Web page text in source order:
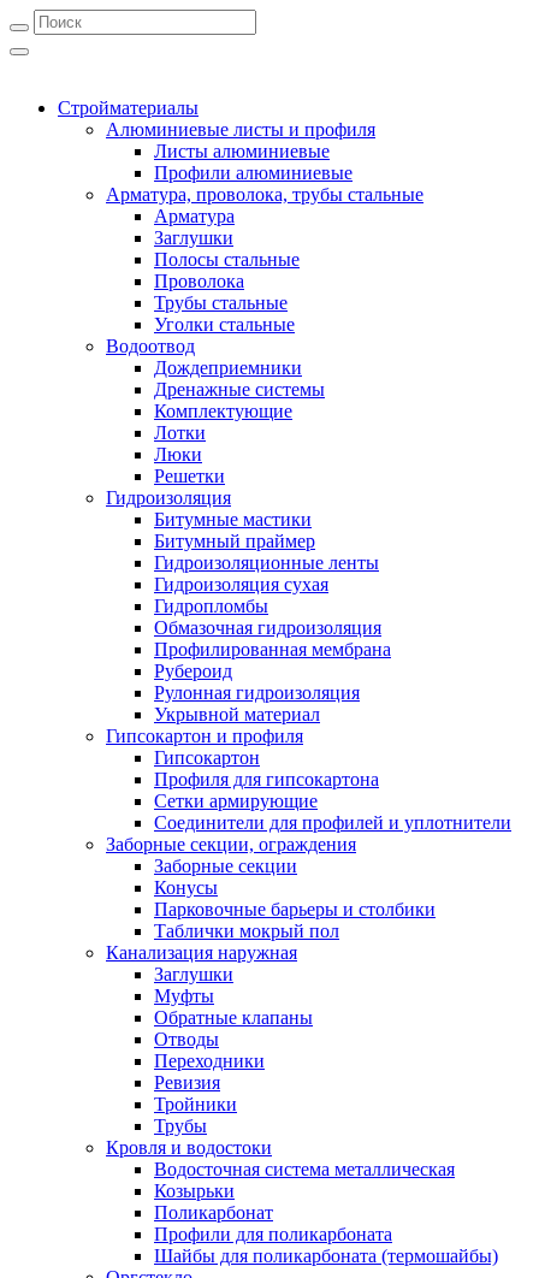
Стройматериалы
Алюминиевые листы и профиля
Листы алюминиевые
Профили алюминиевые
Арматура, проволока, трубы стальные
Арматура
Заглушки
Полосы стальные
Проволока
Трубы стальные
Уголки стальные
Водоотвод
Дождеприемники
Дренажные системы
Комплектующие
Лотки
Люки
Решетки
Гидроизоляция
Битумные мастики
Битумный праймер
Гидроизоляционные ленты
Гидроизоляция сухая
Гидропломбы
Обмазочная гидроизоляция
Профилированная мембрана
Рубероид
Рулонная гидроизоляция
Укрывной материал
Гипсокартон и профиля
Гипсокартон
Профиля для гипсокартона
Сетки армирующие
Соединители для профилей и уплотнители
Заборные секции, ограждения
Заборные секции
Конусы
Парковочные барьеры и столбики
Таблички мокрый пол
Канализация наружная
Заглушки
Муфты
Обратные клапаны
Отводы
Переходники
Ревизия
Тройники
Трубы
Кровля и водостоки
Водосточная система металлическая
Козырьки
Поликарбонат
Профили для поликарбоната
Шайбы для поликарбоната (термошайбы)